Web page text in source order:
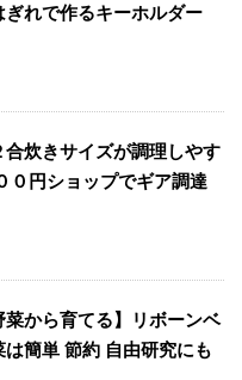
ぎれで作るキーホルダー
合炊きサイズが調理しやす
０円ショップでギア調達
菜から育てる】リボーンベ
簡単 節約 自由研究にも